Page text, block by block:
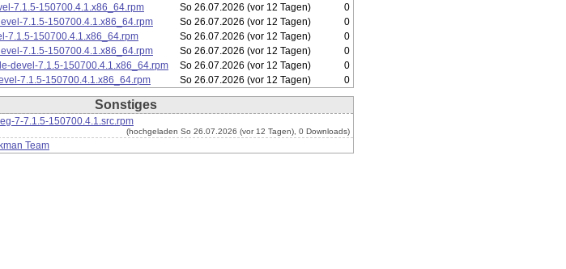
7.1.5-150700.4.1.x86_64.rpm
So 26.07.2026 (vor 12 Tagen)
0
7.1.5-150700.4.1.x86_64.rpm
So 26.07.2026 (vor 12 Tagen)
0
7.1.5-150700.4.1.x86_64.rpm
So 26.07.2026 (vor 12 Tagen)
0
7.1.5-150700.4.1.x86_64.rpm
So 26.07.2026 (vor 12 Tagen)
0
devel-7.1.5-150700.4.1.x86_64.rpm
So 26.07.2026 (vor 12 Tagen)
0
7.1.5-150700.4.1.x86_64.rpm
So 26.07.2026 (vor 12 Tagen) 0
Sonstiges
7-7.1.5-150700.4.1.src.rpm
(hochgeladen So 26.07.2026 (vor 12 Tagen), 0 Downloads)
Team